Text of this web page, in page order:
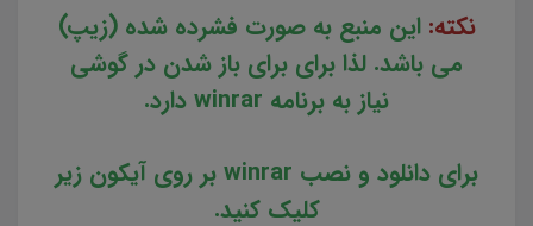
نکته:این منبع به صورت فشرده شده (زیپ)
می باشد. لذا برای برای باز شدن در گوشی
نیاز به برنامه winrar دارد.
برای دانلود و نصب winrar بر روی آیکون زیر
کلیک کنید.